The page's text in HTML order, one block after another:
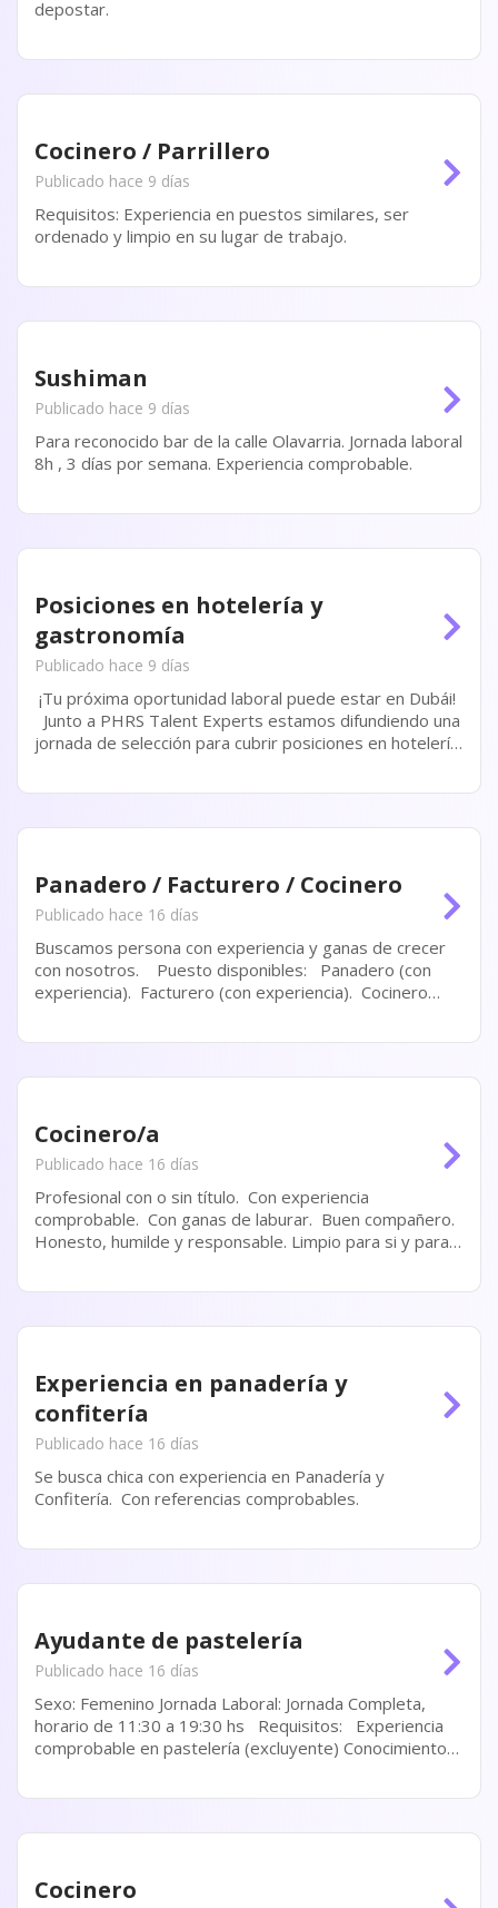
depostar.
Cocinero / Parrillero
Publicado hace 9 días
Requisitos: Experiencia en puestos similares, ser
ordenado y limpio en su lugar de trabajo.
Sushiman
Publicado hace 9 días
Para reconocido bar de la calle Olavarria. Jornada laboral
8h , 3 días por semana. Experiencia comprobable.
Posiciones en hotelería y
gastronomía
Publicado hace 9 días
¡Tu próxima oportunidad laboral puede estar en Dubái!
jornada de selección para cubrir posiciones en hotelería
hoteleras más...
Panadero / Facturero / Cocinero
Publicado hace 16 días
Buscamos persona con experiencia y ganas de crecer
con nosotros. Puesto disponibles: Panadero (con
experiencia). Facturero (con experiencia). Cocinero
limpieza.
Cocinero/a
Publicado hace 16 días
Profesional con o sin título. Con experiencia
comprobable. Con ganas de laburar. Buen compañero.
Honesto, humilde y responsable. Limpio para si y para
Experiencia en panadería y
confitería
Publicado hace 16 días
Se busca chica con experiencia en Panadería y
Confitería. Con referencias comprobables.
Ayudante de pastelería
Publicado hace 16 días
Sexo: Femenino Jornada Laboral: Jornada Completa,
horario de 11:30 a 19:30 hs Requisitos: Experiencia
comprobable en pastelería (excluyente) Conocimientos
Atención al detalle y...
Cocinero